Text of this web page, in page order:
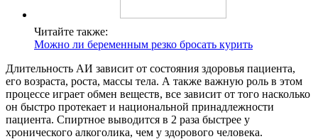
Читайте также:
Можно ли беременным резко бросать курить
Длительность АИ зависит от состояния здоровья пациента,
его возраста, роста, массы тела. А также важную роль в этом
процессе играет обмен веществ, все зависит от того насколько
он быстро протекает и национальной принадлежности
пациента. Спиртное выводится в 2 раза быстрее у
хронического алкоголика, чем у здорового человека.